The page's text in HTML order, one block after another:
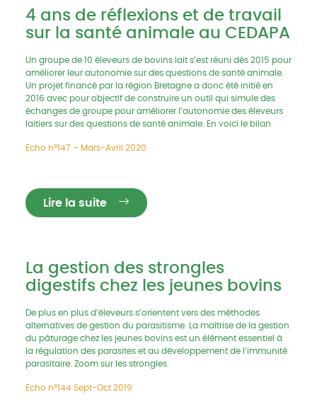
4 ans de réflexions et de travail
sur la santé animale au CEDAPA
Un groupe de 10 éleveurs de bovins lait s’est réuni dès 2015 pour
améliorer leur autonomie sur des questions de santé animale.
Un projet financé par la région Bretagne a donc été initié en
2016 avec pour objectif de construire un outil qui simule des
échanges de groupe pour améliorer l’autonomie des éleveurs
laitiers sur des questions de santé animale. En voici le bilan
Echo n°147 – Mars-Avril 2020
Lire la suite
La gestion des strongles
digestifs chez les jeunes bovins
De plus en plus d’éleveurs s’orientent vers des méthodes
alternatives de gestion du parasitisme. La maîtrise de la gestion
du pâturage chez les jeunes bovins est un élément essentiel à
la régulation des parasites et au développement de l’immunité
parasitaire. Zoom sur les strongles.
Echo n°144 Sept-Oct 2019